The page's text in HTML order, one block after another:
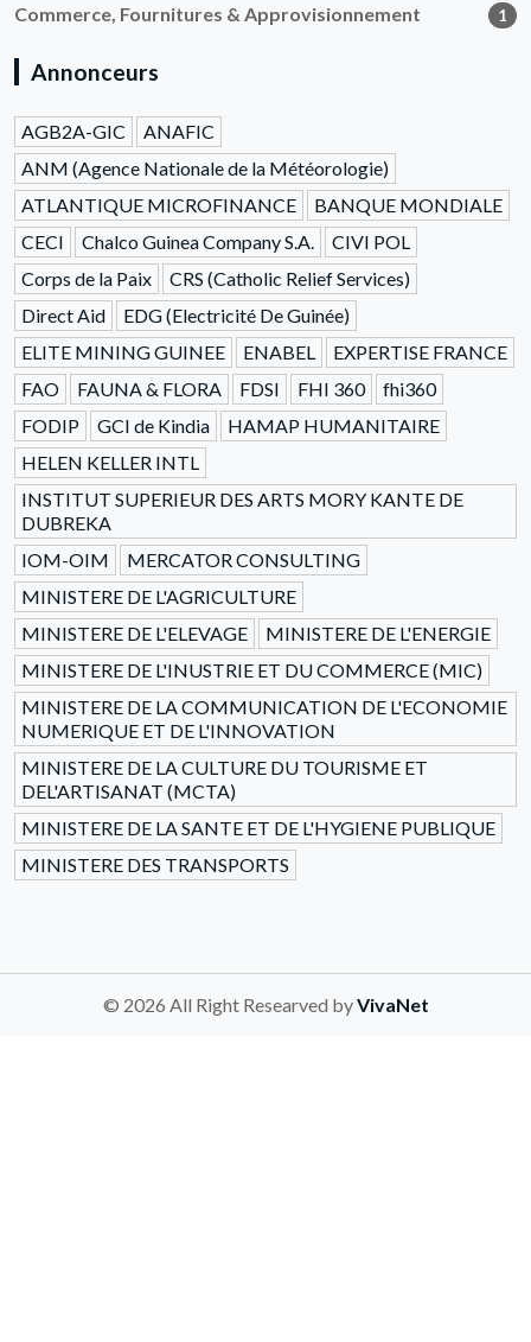
Commerce, Fournitures & Approvisionnement 1
Annonceurs
AGB2A-GIC
ANAFIC
ANM (Agence Nationale de la Météorologie)
ATLANTIQUE MICROFINANCE
BANQUE MONDIALE
CECI
Chalco Guinea Company S.A.
CIVI POL
Corps de la Paix
CRS (Catholic Relief Services)
Direct Aid
EDG (Electricité De Guinée)
ELITE MINING GUINEE
ENABEL
EXPERTISE FRANCE
FAO
FAUNA & FLORA FDSI FHI 360
fhi360
FODIP
GCI de Kindia
HAMAP HUMANITAIRE
HELEN KELLER INTL
INSTITUT SUPERIEUR DES ARTS MORY KANTE DE
DUBREKA
IOM-OIM
MERCATOR CONSULTING
MINISTERE DE L'AGRICULTURE
MINISTERE DE L'ELEVAGE
MINISTERE DE L'ENERGIE
MINISTERE DE L'INUSTRIE ET DU COMMERCE (MIC)
MINISTERE DE LA COMMUNICATION DE L'ECONOMIE
NUMERIQUE ET DE L'INNOVATION
MINISTERE DE LA CULTURE DU TOURISME ET
DEL'ARTISANAT (MCTA)
MINISTERE DE LA SANTE ET DE L'HYGIENE PUBLIQUE
MINISTERE DES TRANSPORTS
© 2026 All Right Researved byVivaNet